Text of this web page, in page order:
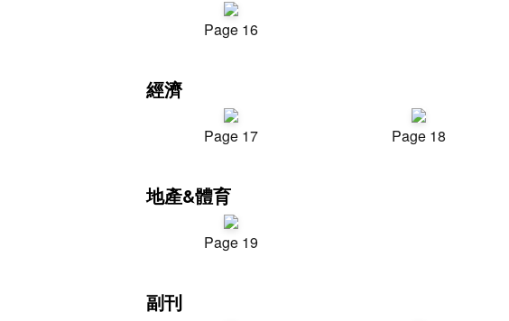
Page 16
經濟
Page 17 Page 18
地產&體育
Page 19
副刊